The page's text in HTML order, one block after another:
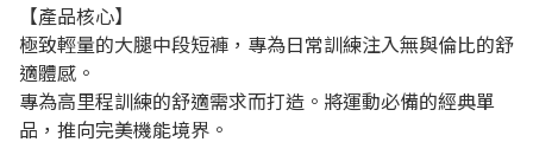
【產品核心】
極致輕量的大腿中段短褲，專為日常訓練注入無與倫比的舒
適體感。
專為高里程訓練的舒適需求而打造。將運動必備的經典單
品，推向完美機能境界。